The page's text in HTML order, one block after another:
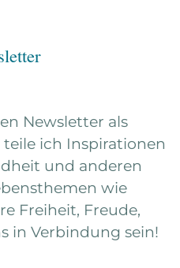
Newsletter als
ich Inspirationen
und anderen
wie
Freiheit, Freude,
in Verbindung sein!